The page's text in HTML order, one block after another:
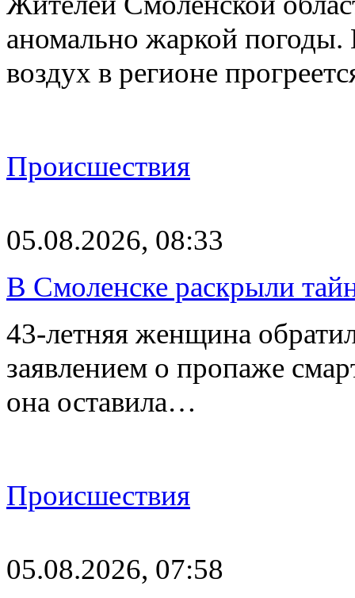
аномально жаркой погоды.
воздух в регионе
Происшествия
05.08.2026, 08:33
В Смоленске раскрыли
43-летняя женщина
заявлением о пропаже
она оставила…
Происшествия
05.08.2026, 07:58